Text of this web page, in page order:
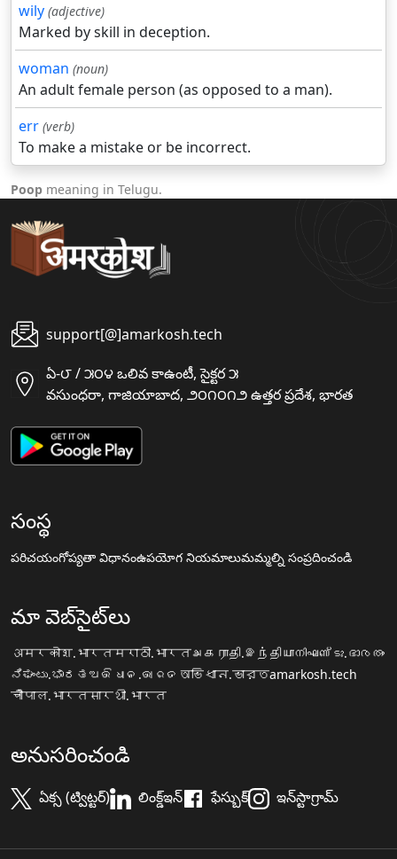
wily (adjective)
Marked by skill in deception.
woman (noun)
An adult female person (as opposed to a man).
err (verb)
To make a mistake or be incorrect.
Poop meaning in Telugu.
support[@]amarkosh.tech
ఏ-౮ / ౫౦౪ ఒలివ కాఉంటీ, సైక్టర ౫
వసుంధరా, గాజియాబాద, ౨౦౧౦౧౨ ఉత్తర ప్రదేశ, భారత
సంస్థ
పరిచయంగోప్యతా విధానంఉపయోగ నియమాలుమమ్మల్ని సంప్రదించండి
మా వెబ్‌సైట్‌లు
अमरकोश.भारतमराठी.भारतஅகராதி.இந்தியாനിഘണ്ടു.ഭാരതം
ನಿಘಂಟು.ಭಾರತ ଅଭିଧାନ.ଭାରତ অভিধান.ভারতamarkosh.tech
चौपाल.भारतसारथी.भारत
అనుసరించండి
ఏక్స (ట్విట్టర్) లింక్డ్ఇన్ ఫేస్బుక్ ఇన్‌స్టాగ్రామ్